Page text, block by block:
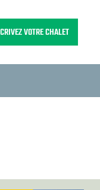
VOTRE CHALET